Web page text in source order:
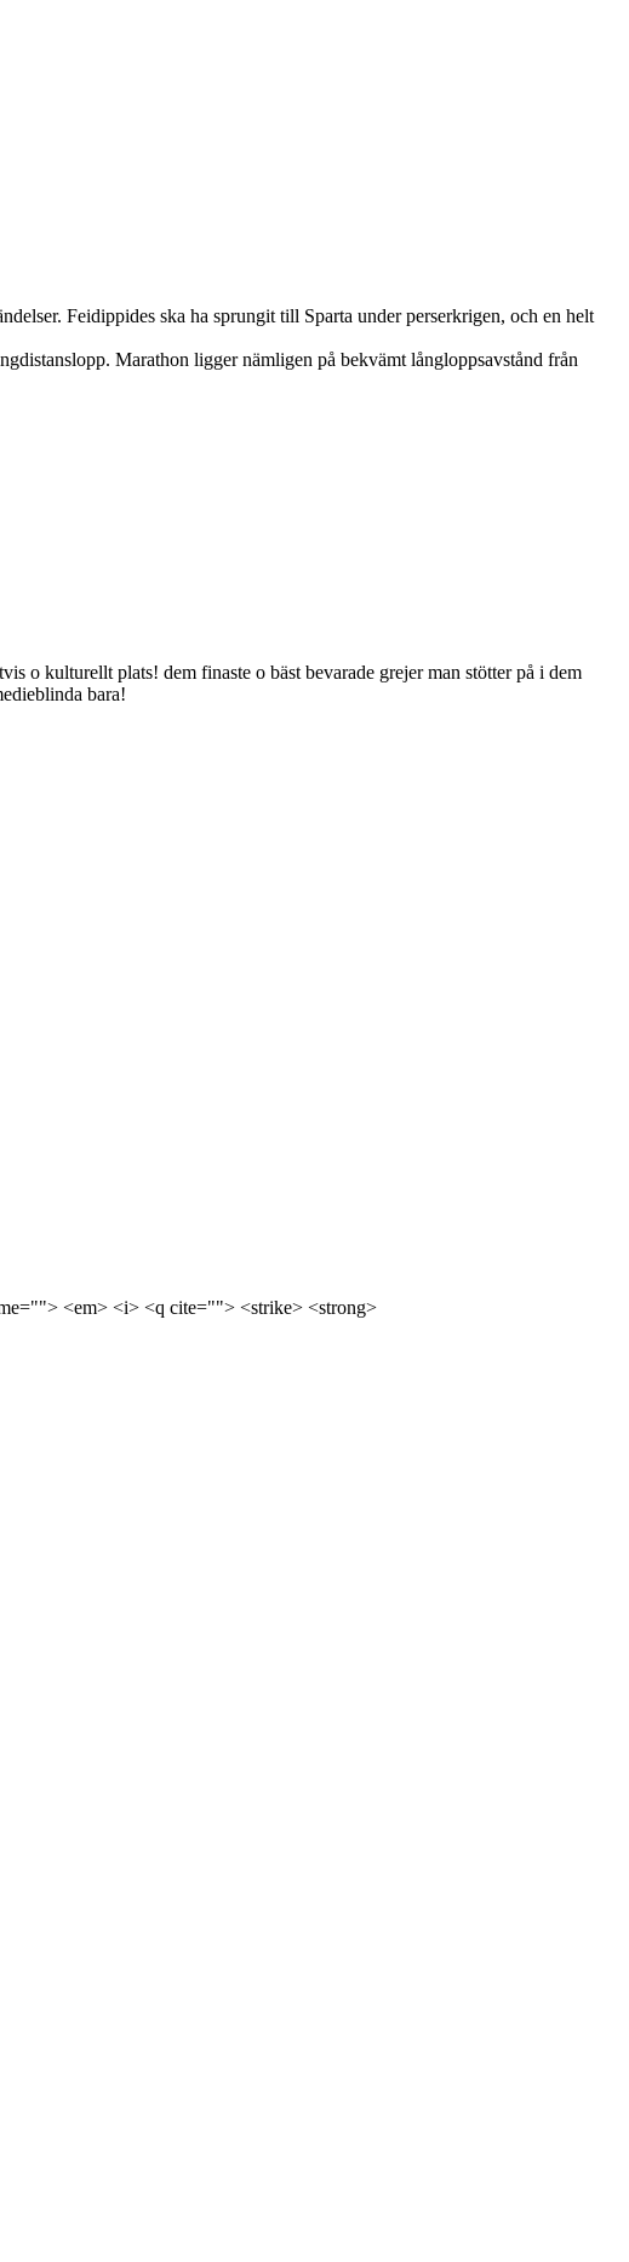
Feidippides ska ha sprungit till Sparta under perserkrigen, och en helt
Marathon ligger nämligen på bekvämt långloppsavstånd från
o kulturellt plats! dem finaste o bäst bevarade grejer man stötter på i dem
bara!
<em> <i> <q cite=""> <strike> <strong>